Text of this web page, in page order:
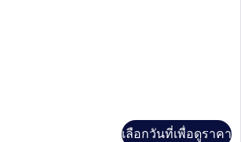
เลือกวันที่เพื่อดูราคา